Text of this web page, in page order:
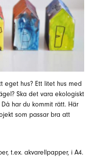
eget hus? Ett litet hus med
Ska det vara ekologiskt
har du kommit rätt. Här
som passar bra att
t.ex. akvarellpapper, i A4.